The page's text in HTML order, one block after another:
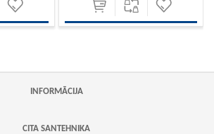
INFORMĀCIJA
CITA SANTEHNIKA